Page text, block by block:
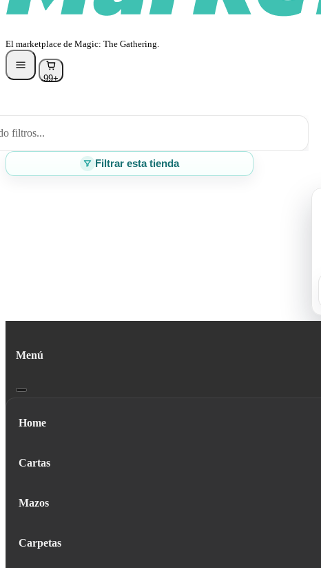
El marketplace de Magic: The Gathering.
99+
filtros...
Filtrar esta tienda
Menú
Home
Cartas
Mazos
Carpetas